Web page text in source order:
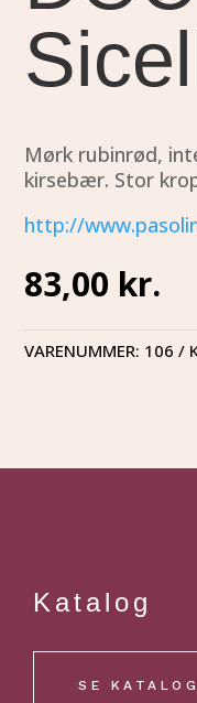
Mørk rubinrød,
kirsebær. Stor
http://
83,00 kr.
VARENUMMER: 106
Katalog
SE KATALOG